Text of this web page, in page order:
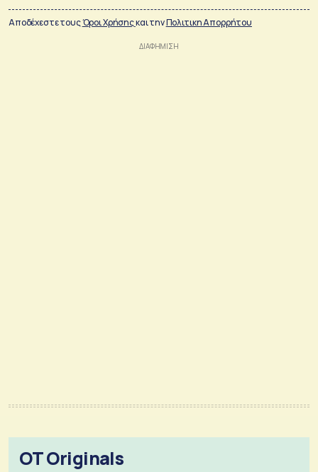
Αποδέχεστε τουςΌροι Χρήσηςκαι τηνΠολιτικη Απορρήτου
OT Originals